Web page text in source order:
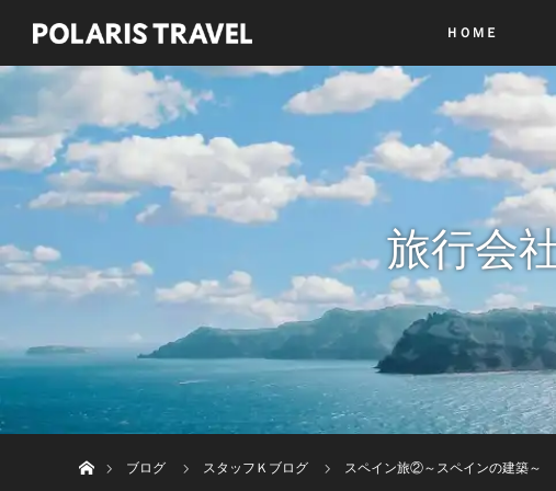
ＨＯＭＥ
旅行会
ブログ
スタッフＫブログ スペイン旅②～スペインの建築～